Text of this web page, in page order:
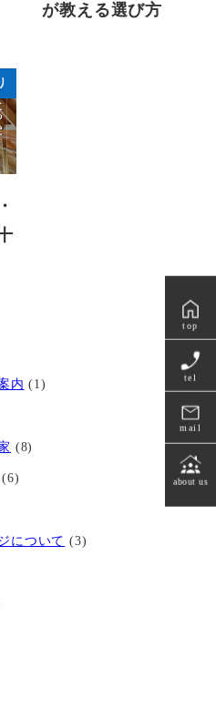
top
tel
mail
about us
が教える選び方
内 (1)
(8)
(6)
について (3)